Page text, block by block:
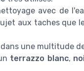
avec de
aux taches que
dans une multitude
terrazzo blanc,